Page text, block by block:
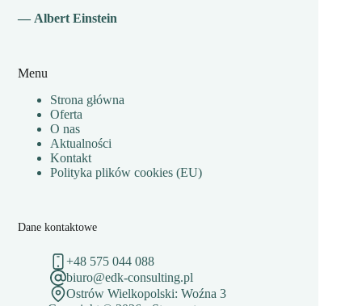
— Albert Einstein
Menu
Strona główna
Oferta
O nas
Aktualności
Kontakt
Polityka plików cookies (EU)
Dane kontaktowe
+48 575 044 088
biuro@edk-consulting.pl
Ostrów Wielkopolski: Woźna 3